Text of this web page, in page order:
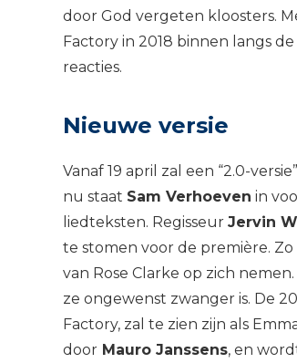
door God vergeten kloosters.
Factory in 2018 binnen langs
reacties.
Nieuwe versie
Vanaf 19 april zal een “2.0-
nu staat Sam Verhoeven in
liedteksten. Regisseur Jervin
te stomen voor de première. Zo
van Rose Clarke op zich
ze ongewenst zwanger is. De
Factory, zal te zien zijn als
doorMauro Janssens, en